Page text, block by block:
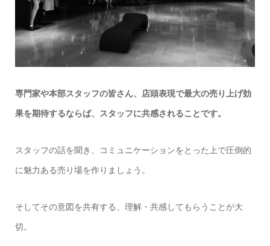
専門家や本部スタッフの皆さん、店頭表現で最大の売り上げ効
果を期待するならば、スタッフに共感されることです。
スタッフの話を聞き、コミュニケーションをとった上で圧倒的
に魅力ある売り場を作りましょう。
そしてその意図を共有する、理解・共感してもらうことが大
切。